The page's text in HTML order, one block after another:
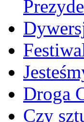
Droga
Czy